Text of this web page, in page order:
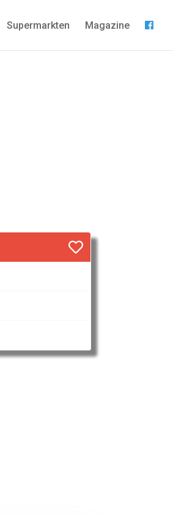
Supermarkten Magazine